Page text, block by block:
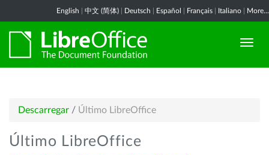
English 中文 (简体) Deutsch Español Français Italiano More...
Descarregar / Último LibreOffice
Último LibreOffice